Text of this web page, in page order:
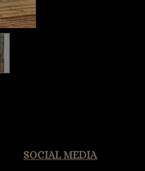
SOCIAL MEDIA